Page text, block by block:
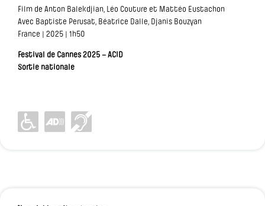
Film de Anton Balekdjian, Léo Couture et Mattéo Eustachon
Avec Baptiste Perusat, Béatrice Dalle, Djanis Bouzyan
France | 2025 | 1h50
Festival de Cannes 2025 – ACID
Sortie nationale